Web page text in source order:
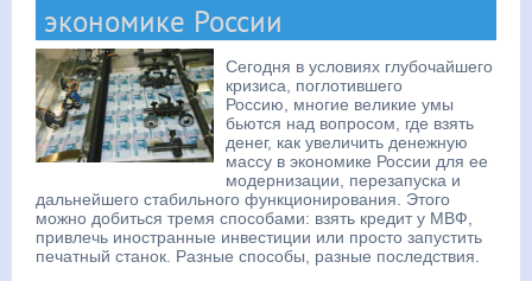
экономике России
Сегодня в условиях глубочайшего
кризиса, поглотившего
Россию, многие великие умы
бьются над вопросом, где взять
денег, как увеличить денежную
массу в экономике России для ее
модернизации, перезапуска и
дальнейшего стабильного функционирования. Этого
можно добиться тремя способами: взять кредит у МВФ,
привлечь иностранные инвестиции или просто запустить
печатный станок. Разные способы, разные последствия.